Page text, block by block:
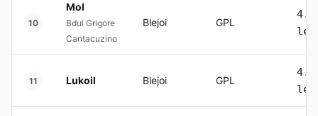
10
Mol
Bdul Grigore
Cantacuzino
Blejoi GPL
11 Lukoil Blejoi GPL